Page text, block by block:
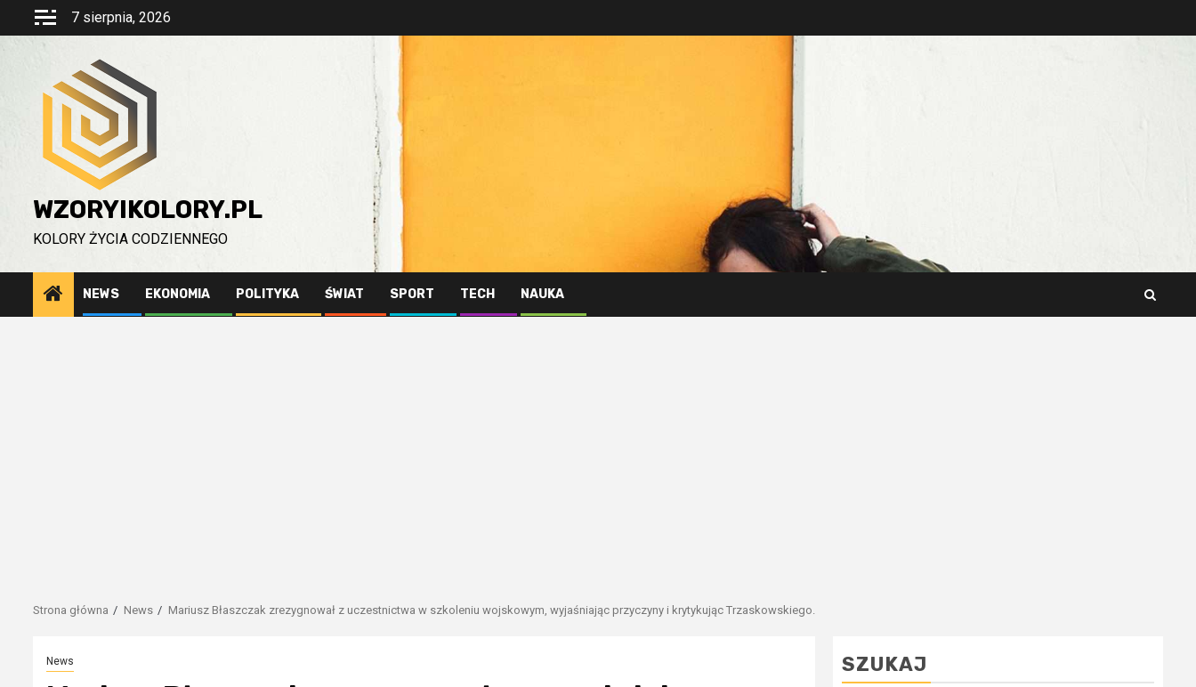
Przejdź
7 sierpnia, 2026
WZORYIKOLORY.PL
KOLORY ŻYCIA CODZIENNEGO
NEWS EKONOMIA POLITYKA ŚWIAT SPORT TECH NAUKA
Strona główna News Mariusz Błaszczak zrezygnował z uczestnictwa w szkoleniu wojskowym, wyjaśniając przyczyny i krytykując Trzaskowskiego.
News SZUKAJ